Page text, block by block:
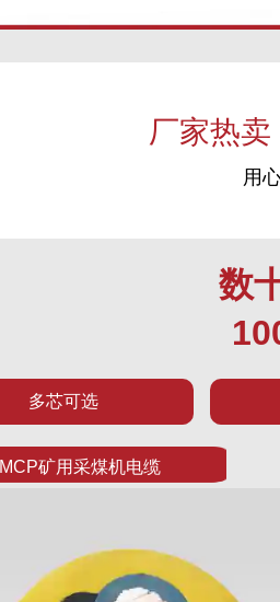
厂家热
用
数
多芯可选
MCP矿用采煤机电缆